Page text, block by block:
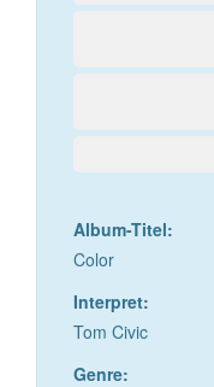
Album-Titel:
Color
Interpret:
Tom Civic
Genre: